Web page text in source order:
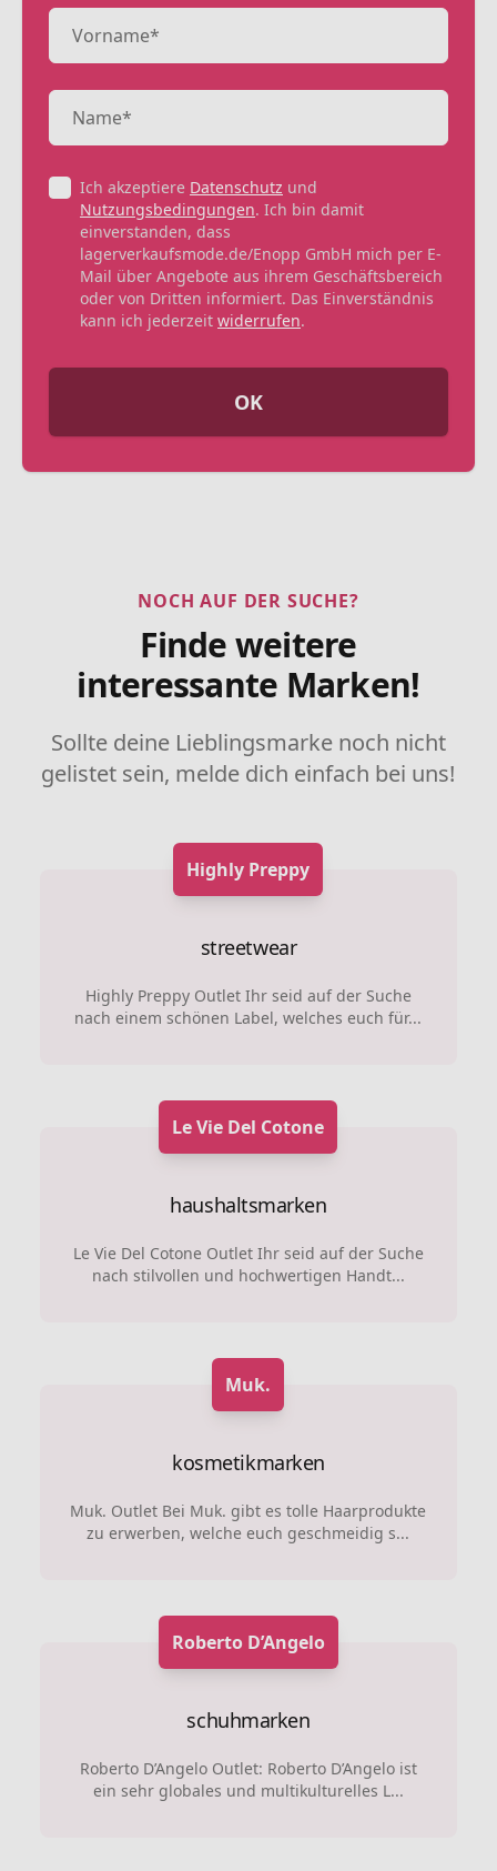
Ich akzeptiere Datenschutz und
Nutzungsbedingungen. Ich bin damit
einverstanden, dass
lagerverkaufsmode.de/Enopp GmbH mich per E-
Mail über Angebote aus ihrem Geschäftsbereich
oder von Dritten informiert. Das Einverständnis
kann ich jederzeit widerrufen.
OK
NOCH AUF DER SUCHE?
Finde weitere
interessante Marken!
Sollte deine Lieblingsmarke noch nicht
gelistet sein, melde dich einfach bei uns!
Highly Preppy
streetwear
Highly Preppy Outlet Ihr seid auf der Suche
nach einem schönen Label, welches euch für...
Le Vie Del Cotone
haushaltsmarken
Le Vie Del Cotone Outlet Ihr seid auf der Suche
nach stilvollen und hochwertigen Handt...
Muk.
kosmetikmarken
Muk. Outlet Bei Muk. gibt es tolle Haarprodukte
zu erwerben, welche euch geschmeidig s...
Roberto D’Angelo
schuhmarken
Roberto D’Angelo Outlet: Roberto D’Angelo ist
ein sehr globales und multikulturelles L...